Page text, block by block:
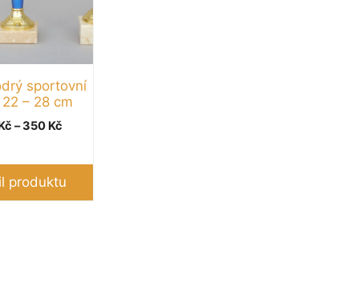
sportovní
– 28 cm
–350 KčRozpětí
produktu